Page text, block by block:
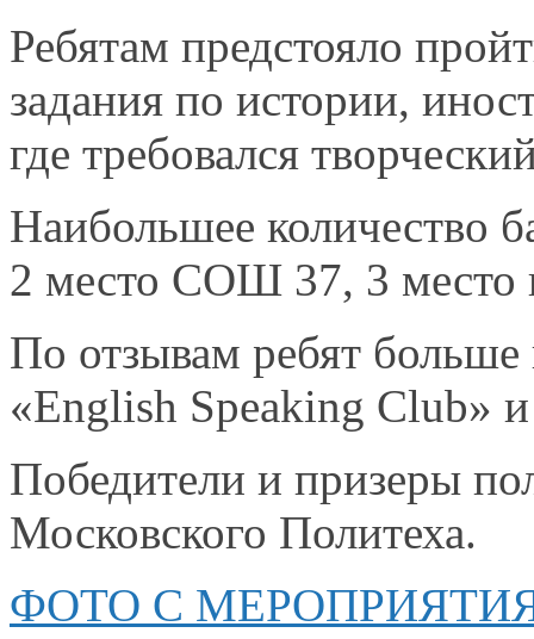
Ребятам предстояло
задания по истории,
где требовался
Наибольшее количество
2 место СОШ 37, 3 место
По отзывам ребят
«English Speaking Club»
Победители и призеры
Московского Политеха.
ФОТО С